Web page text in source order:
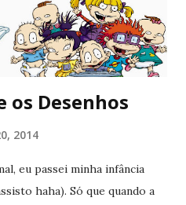
I See Beyoncé - Crazy
os Desenhos
2014
eu passei minha infância
haha). Só que quando a